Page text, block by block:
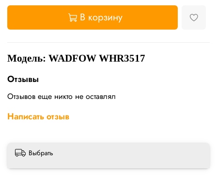
В корзину
Модель: WADFOW WHR3517
Отзывы
Отзывов еще никто не оставлял
Написать отзыв
Выбрать